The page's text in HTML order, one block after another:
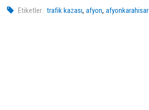
Etiketler : trafik kazası,afyon,afyonkarahisar